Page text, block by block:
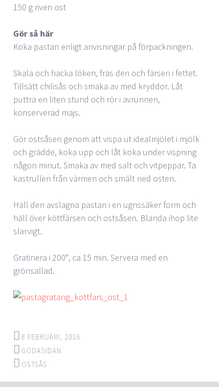
150 g riven ost
Gör så här
Koka pastan enligt anvisningar på förpackningen.
Skala och hacka löken, fräs den och färsen i fettet.
Tillsätt chilisås och smaka av med kryddor. Låt
puttra en liten stund och rör i avrunnen,
konserverad majs.
Gör ostsåsen genom att vispa ut idealmjölet i mjölk
och grädde, koka upp och låt koka under vispning
någon minut. Smaka av med salt och vitpeppar. Ta
kastrullen från värmen och smält ned osten.
Häll den avslagna pastan i en ugnssäker form och
häll över köttfärsen och ostsåsen. Blanda ihop lite
slarvigt.
Gratinera i 200°, ca 15 min. Servera med en
grönsallad.
8 FEBRUARI, 2016
GODASIDAN
OSTSÅS